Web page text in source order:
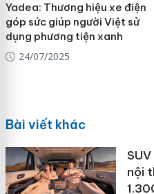
Yadea: Thương hiệu xe điện
góp sức giúp người Việt sử
dụng phương tiện xanh
24/07/2025
Bài viết khác
nội